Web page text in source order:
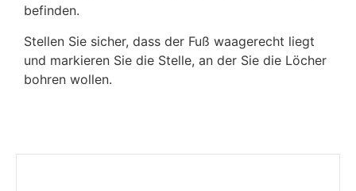
befinden.
Stellen Sie sicher, dass der Fuß waagerecht liegt
und markieren Sie die Stelle, an der Sie die Löcher
bohren wollen.